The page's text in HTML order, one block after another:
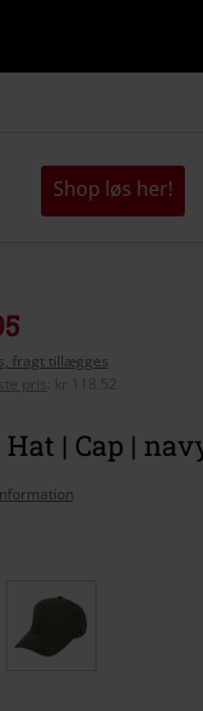
Shop løs her!
fragt tillægges
pris
kr 118.52
Hat | Cap |